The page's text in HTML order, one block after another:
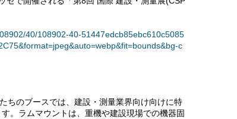
40/108902-40-51447edcb85ebc610c5085
c
ちのブースでは、建設・測量業界向け向けに特
。ラムマウントは、重機や建設現場での機器固